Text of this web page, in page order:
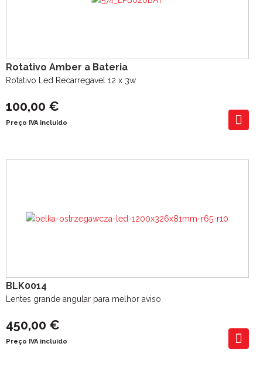
Rotativo Amber a Bateria
Rotativo Led Recarregavel 12 x 3w
100,00 €
Preço IVA incluído
BLK0014
Lentes grande angular para melhor aviso
450,00 €
Preço IVA incluído